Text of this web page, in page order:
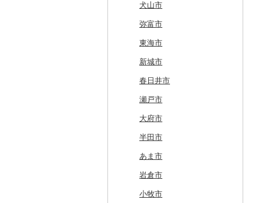
浦河町
広尾町
中札内村
滝川市
比布町
鶴居村
釧路市
苫前町
当別町
占冠村
上士幌町
弘前市
鰺ヶ沢町
むつ市
田舎館村
青森県（県庁）
三沢市
西目屋村
洋野町
大船渡市
山田町
大槌町
美里町
松島町
大和町
大郷町
南三陸町
仙台市
大河原町
角田市
涌谷町
東松島市
八郎潟町
最上町
真室川町
寒河江市
西川町
高畠町
山形市
三川町
大江町
米沢市
柳津町
鮫川村
福島市
新地町
葛尾村
三島町
桑折町
矢吹町
国見町
檜枝岐村
喜多方市
結城市
城里町
水戸市
鉾田市
桜川市
石岡市
茨城県（県庁）
坂東市
小美玉市
日立市
大子町
板倉町
嬬恋村
草津町
高崎市
群馬県（県庁）
大泉町
長野原町
中之条町
川越市
宮代町
吉見町
東松山市
入間市
志木市
北本市
桶川市
加須市
三郷市
八潮市
大網白里市
一宮町
佐倉市
木更津市
茂原市
野田市
山武市
鴨川市
印西市
神崎町
船橋市
世田谷区
日の出町
板橋区
渋谷区
千代田区
新宿区
江東区
青梅市
国立市
品川区
福生市
大磯町
箱根町
横浜市
茅ヶ崎市
川崎市
厚木市
海老名市
相模原市
座間市
二宮町
聖籠町
刈羽村
湯沢町
新潟市
昭和町
甲府市
甲州市
丹波山村
中野市
豊丘村
売木村
小諸市
木曽町
箕輪町
駒ヶ根市
王滝村
千曲市
辰野町
茅野市
白川村
御嵩町
海津市
関ケ原町
七宗町
笠松町
東白川村
土岐市
岐阜県（県庁）
下呂市
多治見市
伊豆の国市
小山町
森町
川根本町
富士市
御前崎市
東伊豆町
西伊豆町
清水町
南伊豆町
松崎町
犬山市
弥富市
東海市
新城市
春日井市
瀬戸市
大府市
半田市
あま市
岩倉市
小牧市